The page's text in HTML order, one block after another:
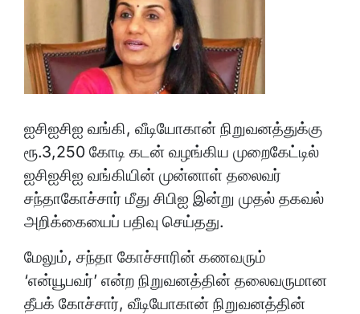
ஐசிஐசிஐ வங்கி, வீடியோகான் நிறுவனத்துக்கு
ரூ.3,250 கோடி கடன் வழங்கிய முறைகேட்டில்
ஐசிஐசிஐ வங்கியின் முன்னாள் தலைவர்
சந்தாகோச்சார் மீது சிபிஐ இன்று முதல் தகவல்
அறிக்கையைப் பதிவு செய்தது.
மேலும், சந்தா கோச்சாரின் கணவரும்
‘என்யூபவர்’ என்ற நிறுவனத்தின் தலைவருமான
தீபக் கோச்சார், வீடியோகான் நிறுவனத்தின்